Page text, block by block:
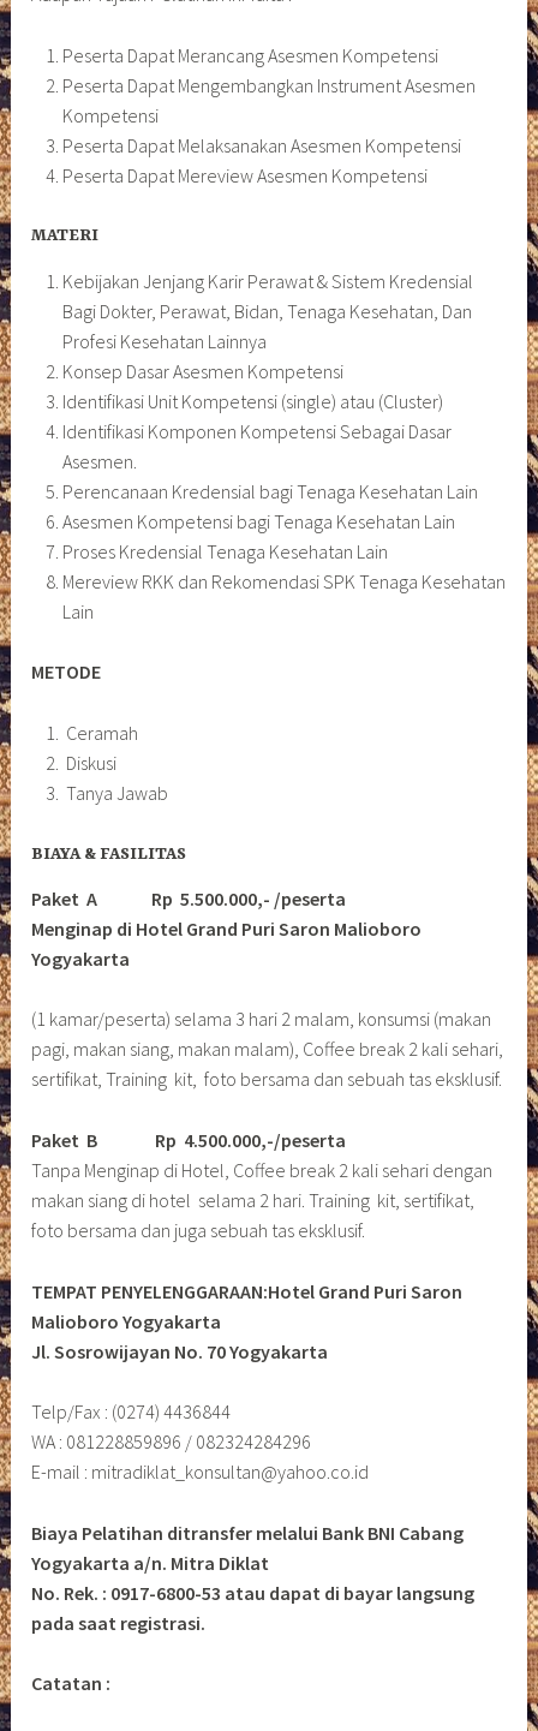
Peserta Dapat Merancang Asesmen Kompetensi
Peserta Dapat Mengembangkan Instrument Asesmen
Kompetensi
Peserta Dapat Melaksanakan Asesmen Kompetensi
Peserta Dapat Mereview Asesmen Kompetensi
MATERI
Kebijakan Jenjang Karir Perawat & Sistem Kredensial
Bagi Dokter, Perawat, Bidan, Tenaga Kesehatan, Dan
Profesi Kesehatan Lainnya
Konsep Dasar Asesmen Kompetensi
Identifikasi Unit Kompetensi (single) atau (Cluster)
Identifikasi Komponen Kompetensi Sebagai Dasar
Asesmen.
Perencanaan Kredensial bagi Tenaga Kesehatan Lain
Asesmen Kompetensi bagi Tenaga Kesehatan Lain
Proses Kredensial Tenaga Kesehatan Lain
Mereview RKK dan Rekomendasi SPK Tenaga Kesehatan
Lain
METODE
Ceramah
Diskusi
Tanya Jawab
BIAYA & FASILITAS
Paket A Rp 5.500.000,- /peserta
Menginap di Hotel Grand Puri Saron Malioboro
Yogyakarta
(1 kamar/peserta) selama 3 hari 2 malam, konsumsi (makan
pagi, makan siang, makan malam), Coffee break 2 kali sehari,
sertifikat, Training kit, foto bersama dan sebuah tas eksklusif.
Paket B
Rp 4.500.000,-/peserta
Tanpa Menginap di Hotel, Coffee break 2 kali sehari dengan
makan siang di hotel selama 2 hari. Training kit, sertifikat,
foto bersama dan juga sebuah tas eksklusif.
TEMPAT PENYELENGGARAAN:Hotel Grand Puri Saron
Malioboro Yogyakarta
Jl. Sosrowijayan No. 70 Yogyakarta
Telp/Fax : (0274) 4436844
WA : 081228859896 / 082324284296
E-mail : mitradiklat_konsultan@yahoo.co.id
Biaya Pelatihan ditransfer melalui Bank BNI Cabang
Yogyakarta a/n. Mitra Diklat
No. Rek. : 0917-6800-53 atau dapat di bayar langsung
pada saat registrasi.
Catatan :